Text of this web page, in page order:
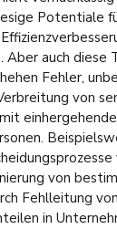
Potentiale
auch diese
Fehler,
von
von
Fehlleitung
in